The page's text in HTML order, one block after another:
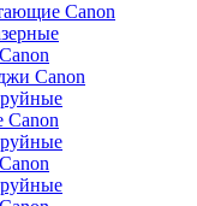
Canon
Canon
Canon